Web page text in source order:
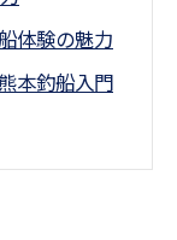
体験の魅力
本釣船入門
釣りターゲ